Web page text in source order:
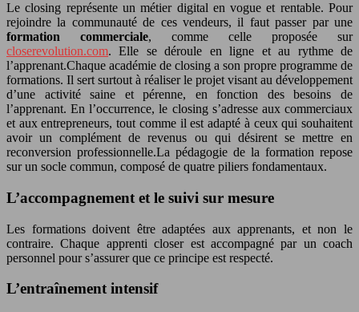
Le closing représente un métier digital en vogue et rentable. Pour
rejoindre la communauté de ces vendeurs, il faut passer par une
formation commerciale, comme celle proposée sur
closerevolution.com. Elle se déroule en ligne et au rythme de
l’apprenant.Chaque académie de closing a son propre programme de
formations. Il sert surtout à réaliser le projet visant au développement
d’une activité saine et pérenne, en fonction des besoins de
l’apprenant. En l’occurrence, le closing s’adresse aux commerciaux
et aux entrepreneurs, tout comme il est adapté à ceux qui souhaitent
avoir un complément de revenus ou qui désirent se mettre en
reconversion professionnelle.La pédagogie de la formation repose
sur un socle commun, composé de quatre piliers fondamentaux.
L’accompagnement et le suivi sur mesure
Les formations doivent être adaptées aux apprenants, et non le
contraire. Chaque apprenti closer est accompagné par un coach
personnel pour s’assurer que ce principe est respecté.
L’entraînement intensif